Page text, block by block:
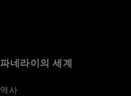
파네라이의 세계
역사